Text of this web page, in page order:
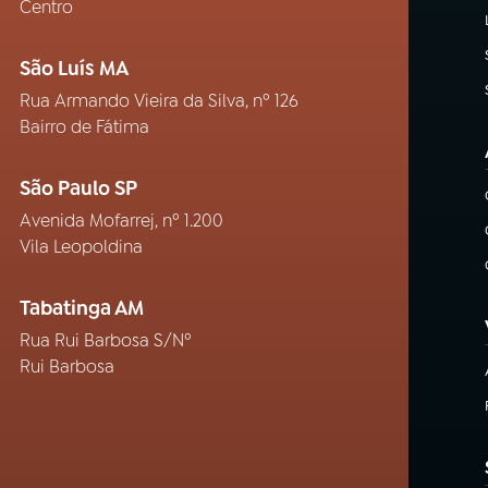
Centro
São Luís MA
Rua Armando Vieira da Silva, nº 126
Bairro de Fátima
São Paulo SP
Avenida Mofarrej, nº 1.200
Vila Leopoldina
Tabatinga AM
Rua Rui Barbosa S/Nº
Rui Barbosa